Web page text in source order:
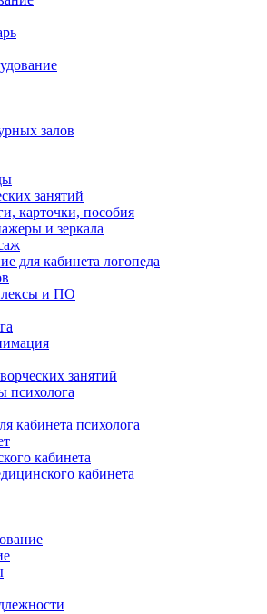
залов
занятий
карточки, пособия
и зеркала
для кабинета логопеда
и ПО
занятий
психолога
кабинета психолога
кабинета
кабинета